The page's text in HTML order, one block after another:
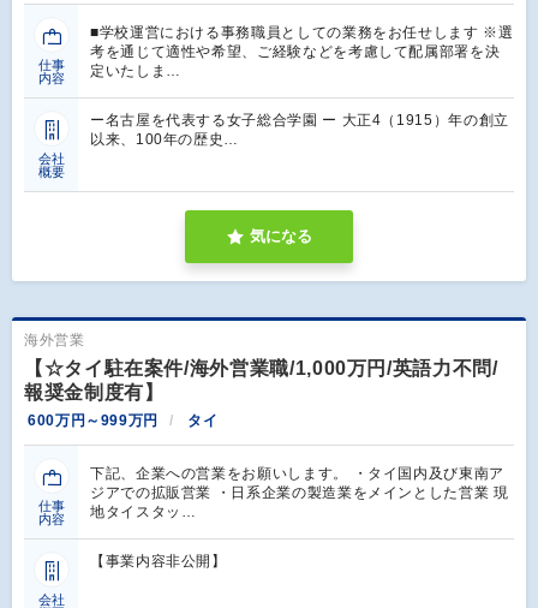
仕事
内容
■学校運営における事務職員としての業務をお任せします ※選
考を通じて適性や希望、ご経験などを考慮して配属部署を決
定いたしま…
会社
概要
ー名古屋を代表する女子総合学園 ー 大正4（1915）年の創立
以来、100年の歴史…
気になる
海外営業
【☆タイ駐在案件/海外営業職/1,000万円/英語力不問/
報奨金制度有】
600万円～999万円 タイ
仕事
内容
下記、企業への営業をお願いします。 ・タイ国内及び東南ア
ジアでの拡販営業 ・日系企業の製造業をメインとした営業 現
地タイスタッ…
会社
【事業内容非公開】